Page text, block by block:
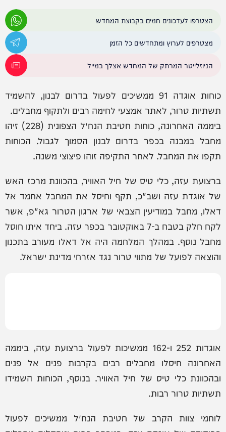
הצטרפו לעדכונים חמים בקבוצת המחדש
מצטרפים לערוץ ומתחדשים כל הזמן
הניוזלייטר המרתק של המחדש אצלך במייל
כוחות אוגדה 91 ממשיכים לפעול בדרום לבנון, להשמיד
תשתיות טרור, לאתר אמצעי לחימה רבים ולתקוף מחבלים.
ביממה האחרונה, כוחות חטיבת הנח״ל הצפונית (228) זיהו
מחבל במבנה בכפר בדרום לבנון הסמוך לגבול. הכוחות
תקפו את המחבל. לאחר התקיפה זוהו פיצוצי משנה.
ברצועת עזה, כלי טיס של חיל האוויר, בהכוונת מרכז האש
של אוגדת עזה ושב"כ, תקף וחיסל את המחבל אחמד אל
דאלו, מחבל במודיעין הצבאי של ארגון הטרור גא"פ, אשר
לקח חלק בטבח ב-7 באוקטובר בכפר עזה. ביחד איתו חוסל
מחבל נוסף. במהלך המלחמה היה אל דאלו מעורב בתכנון
והוצאה לפועל של מתווי טרור נגד אזרחי מדינת ישראל.
אוגדות 252 ו-162 ממשיכות לפעול ברצועת עזה, ביממה
האחרונה חיסלו מחבלים רבים בקרבות פנים אל פנים
ובהכוונת כלי טיס של חיל האוויר. בנוסף, הכוחות השמידו
תשתיות טרור רבות.
לוחמי צוות הקרב של חטיבת הנח״ל ממשיכים לפעול